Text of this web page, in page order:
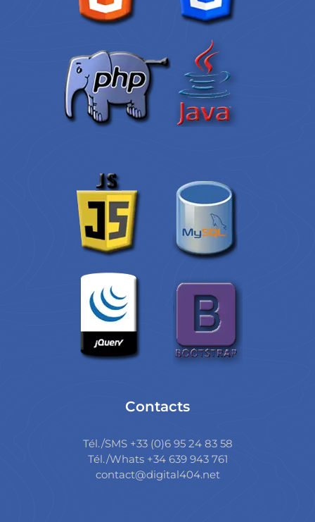
Contacts
Tél./SMS +33 (0)6 95 24 83 58
Tél./Whats +34 639 943 761
contact@digital404.net